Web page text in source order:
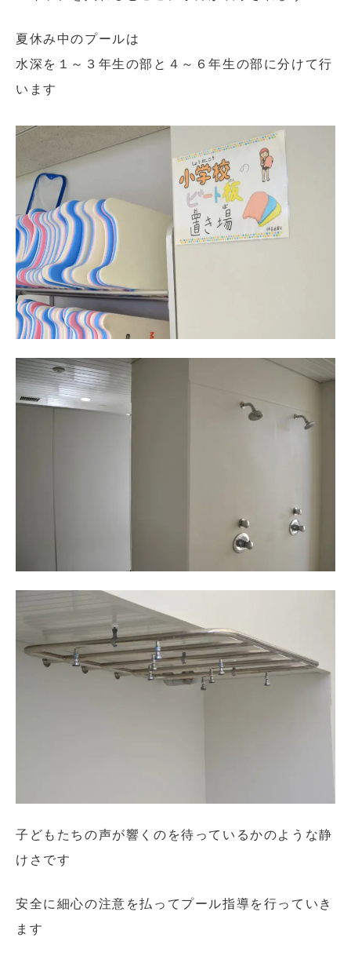
夏休み中のプールは
水深を１～３年生の部と４～６年生の部に分けて行
います
子どもたちの声が響くのを待っているかのような静
けさです
安全に細心の注意を払ってプール指導を行っていき
ます